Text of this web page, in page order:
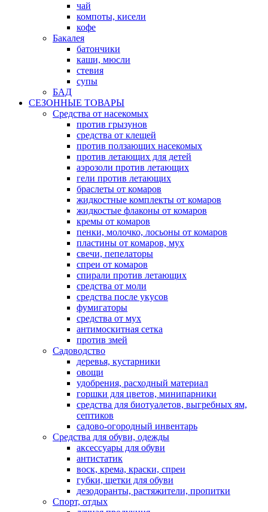
чай
компоты, кисели
кофе
Бакалея
батончики
каши, мюсли
стевия
супы
БАД
СЕЗОННЫЕ ТОВАРЫ
Средства от насекомых
против грызунов
средства от клещей
против ползающих насекомых
против летающих для детей
аэрозоли против летающих
гели против летающих
браслеты от комаров
жидкостные комплекты от комаров
жидкостые флаконы от комаров
кремы от комаров
пенки, молочко, лосьоны от комаров
пластины от комаров, мух
свечи, пепелаторы
спреи от комаров
спирали против летающих
средства от моли
средства после укусов
фумигаторы
средства от мух
антимоскитная сетка
против змей
Садоводство
деревья, кустарники
овощи
удобрения, расходный материал
горшки для цветов, минипарники
средства для биотуалетов, выгребных ям,
септиков
садово-огородный инвентарь
Средства для обуви, одежды
аксессуары для обуви
антистатик
воск, крема, краски, спреи
губки, щетки для обуви
дезодоранты, растяжители, пропитки
Спорт, отдых